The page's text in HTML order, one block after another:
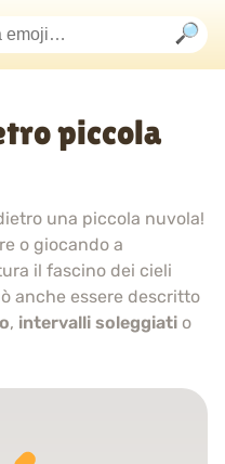
piccola
una piccola nuvola!
o giocando a
il fascino dei cieli
anche essere descritto
, intervalli soleggiati o